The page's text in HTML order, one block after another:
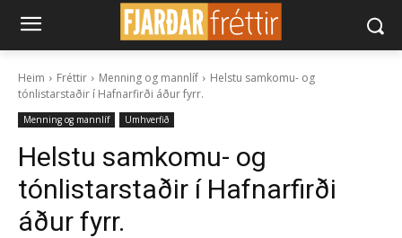
Heim Fréttir Menning og mannlíf
Helstu samkomu- og
tónlistarstaðir í Hafnarfirði áður fyrr.
Menning og mannlíf Umhverfið
Helstu samkomu- og
tónlistarstaðir í Hafnarfirði
áður fyrr.